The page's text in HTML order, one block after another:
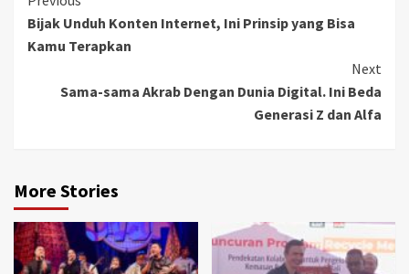
Reading
Bijak Unduh Konten Internet, Ini Prinsip yang Bisa
Kamu Terapkan
Next
Sama-sama Akrab Dengan Dunia Digital. Ini Beda
Generasi Z dan Alfa
More Stories